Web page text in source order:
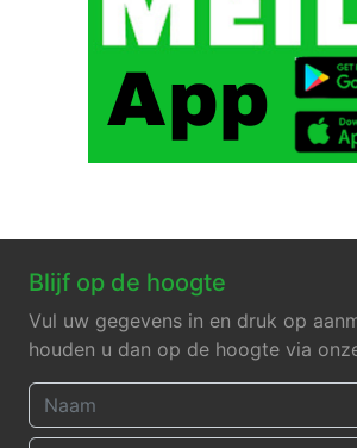
Blijf op de hoogte
Vul uw gegevens in en druk op
houden u dan op de hoogte via